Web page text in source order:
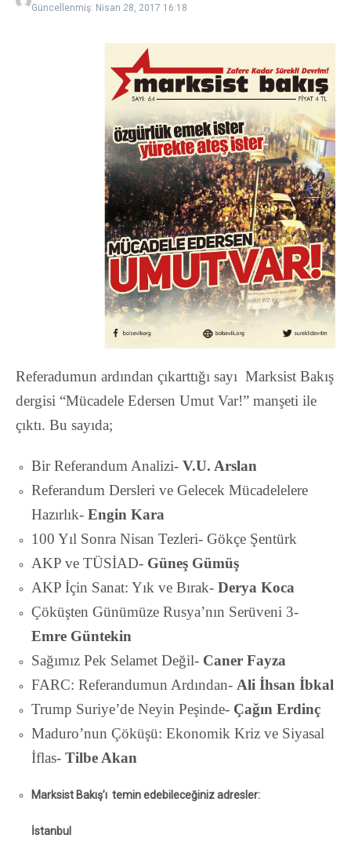
Güncellenmiş: Nisan 28, 2017 16:18
Referadumun ardından çıkarttığı sayı Marksist Bakış
dergisi “Mücadele Edersen Umut Var!” manşeti ile
çıktı. Bu sayıda;
Bir Referandum Analizi- V.U. Arslan
Referandum Dersleri ve Gelecek Mücadelelere
Hazırlık- Engin Kara
100 Yıl Sonra Nisan Tezleri- Gökçe Şentürk
AKP ve TÜSİAD- Güneş Gümüş
AKP İçin Sanat: Yık ve Bırak- Derya Koca
Çöküşten Günümüze Rusya’nın Serüveni 3-
Emre Güntekin
Sağımız Pek Selamet Değil- Caner Fayza
FARC: Referandumun Ardından- Ali İhsan İbkal
Trump Suriye’de Neyin Peşinde- Çağın Erdinç
Maduro’nun Çöküşü: Ekonomik Kriz ve Siyasal
İflas- Tilbe Akan
Marksist Bakış’ı temin edebileceğiniz adresler:
İstanbul